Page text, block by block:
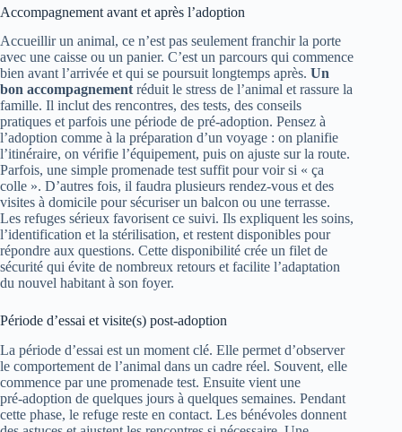
Accompagnement avant et après l’adoption
Accueillir un animal, ce n’est pas seulement franchir la porte
avec une caisse ou un panier. C’est un parcours qui commence
bien avant l’arrivée et qui se poursuit longtemps après. Un
bon accompagnementréduit le stress de l’animal et rassure la
famille. Il inclut des rencontres, des tests, des conseils
pratiques et parfois une période de pré‑adoption. Pensez à
l’adoption comme à la préparation d’un voyage : on planifie
l’itinéraire, on vérifie l’équipement, puis on ajuste sur la route.
Parfois, une simple promenade test suffit pour voir si « ça
colle ». D’autres fois, il faudra plusieurs rendez‑vous et des
visites à domicile pour sécuriser un balcon ou une terrasse.
Les refuges sérieux favorisent ce suivi. Ils expliquent les soins,
l’identification et la stérilisation, et restent disponibles pour
répondre aux questions. Cette disponibilité crée un filet de
sécurité qui évite de nombreux retours et facilite l’adaptation
du nouvel habitant à son foyer.
Période d’essai et visite(s) post-adoption
La période d’essai est un moment clé. Elle permet d’observer
le comportement de l’animal dans un cadre réel. Souvent, elle
commence par une promenade test. Ensuite vient une
pré‑adoption de quelques jours à quelques semaines. Pendant
cette phase, le refuge reste en contact. Les bénévoles donnent